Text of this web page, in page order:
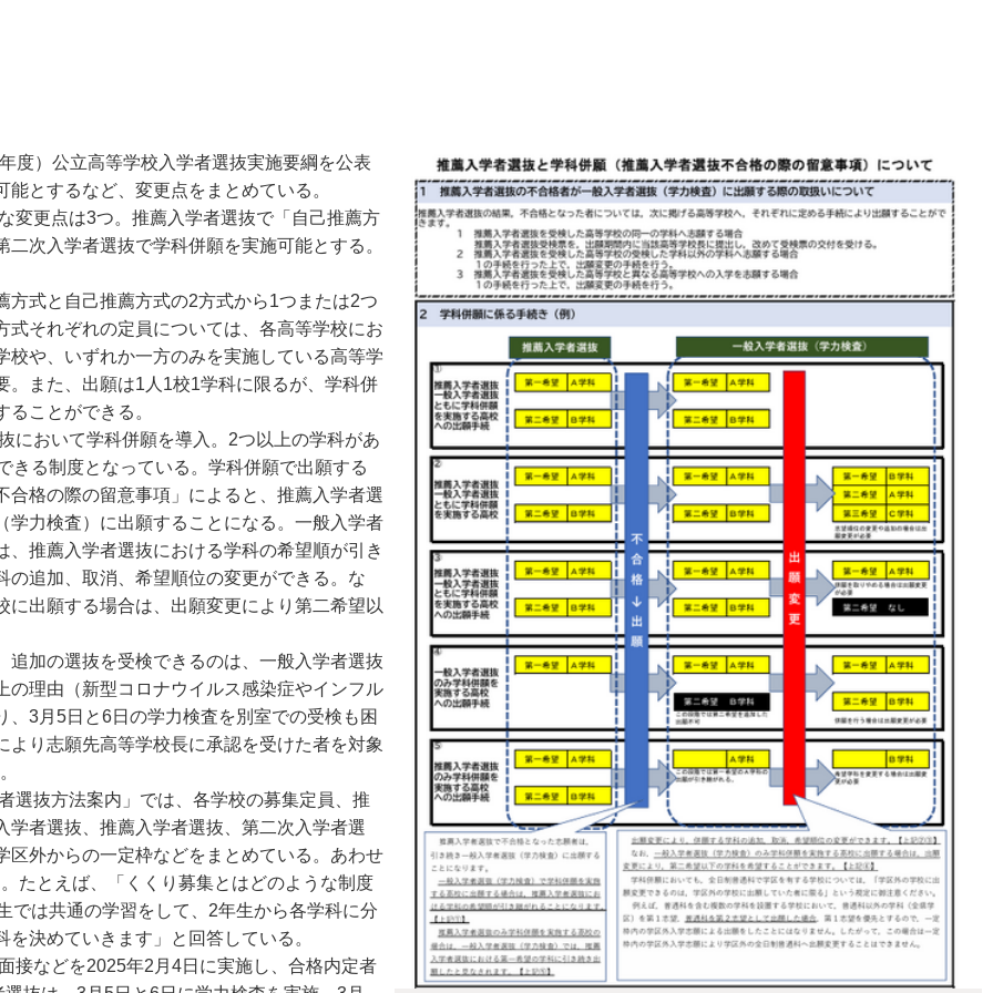
）公立高等学校入学者選抜実施要綱を公表
とするなど、変更点をまとめている。
更点は3つ。推薦入学者選抜で「自己推薦方
次入学者選抜で学科併願を実施可能とする。
式と自己推薦方式の2方式から1つまたは2つ
それぞれの定員については、各高等学校にお
や、いずれか一方のみを実施している高等学
また、出願は1人1校1学科に限るが、学科併
ことができる。
おいて学科併願を導入。2つ以上の学科があ
きる制度となっている。学科併願で出願する
格の際の留意事項」によると、推薦入学者選
力検査）に出願することになる。一般入学者
推薦入学者選抜における学科の希望順が引き
追加、取消、希望順位の変更ができる。な
出願する場合は、出願変更により第二希望以
加の選抜を受検できるのは、一般入学者選抜
理由（新型コロナウイルス感染症やインフル
3月5日と6日の学力検査を別室での受検も困
り志願先高等学校長に承認を受けた者を対象
抜方法案内」では、各学校の募集定員、推
者選抜、推薦入学者選抜、第二次入学者選
外からの一定枠などをまとめている。あわせ
たとえば、「くくり募集とはどのような制度
では共通の学習をして、2年生から各学科に分
決めていきます」と回答している。
などを2025年2月4日に実施し、合格内定者